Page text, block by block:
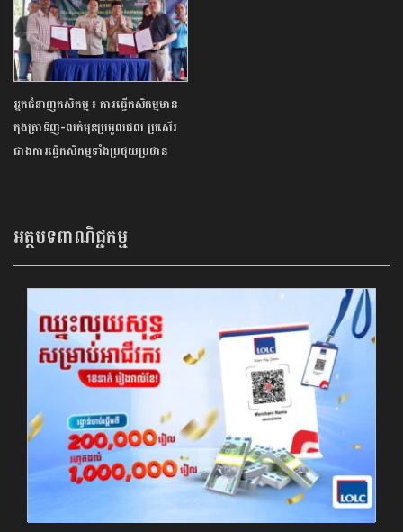
អ្នកជំនាញកសិកម្ម ៖ ការធ្វើកសិកម្មមាន
កុងត្រាទិញ-លក់មុនប្រមូលផល ប្រសើរ
ជាងការធ្វើកសិកម្មទាំងប្រថុយ​ប្រថាន
អត្ថបទពាណិជ្ជកម្ម